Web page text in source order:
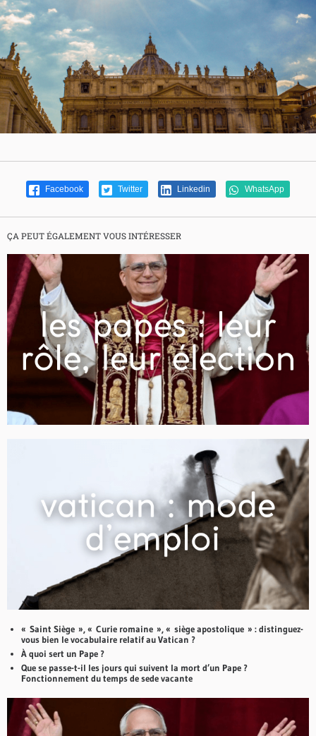
Facebook Twitter Linkedin WhatsApp
ÇA PEUT ÉGALEMENT VOUS INTÉRESSER
« Saint Siège », « Curie romaine », « siège apostolique » : distinguez-
vous bien le vocabulaire relatif au Vatican ?
À quoi sert un Pape ?
Que se passe-t-il les jours qui suivent la mort d’un Pape ?
Fonctionnement du temps de sede vacante